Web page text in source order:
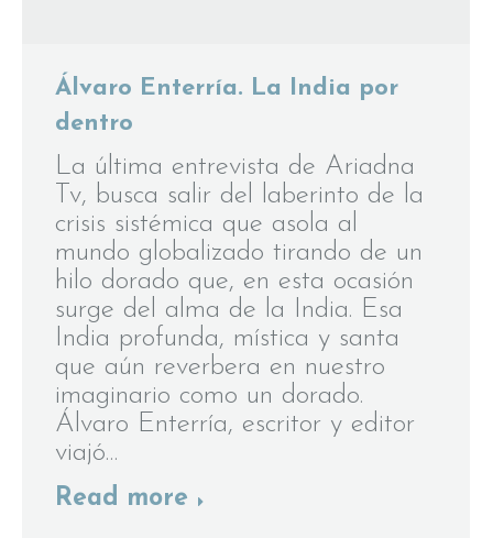
Álvaro Enterría. La India por
dentro
La última entrevista de Ariadna
Tv, busca salir del laberinto de la
crisis sistémica que asola al
mundo globalizado tirando de un
hilo dorado que, en esta ocasión
surge del alma de la India. Esa
India profunda, mística y santa
que aún reverbera en nuestro
imaginario como un dorado.
Álvaro Enterría, escritor y editor
viajó…
Read more